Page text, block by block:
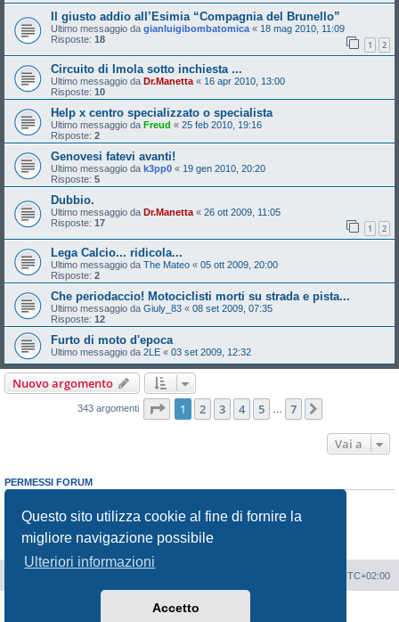
Questo sito utilizza cookie al fine di fornire la
migliore navigazione possibile
Ulteriori informazioni
Accetto
Il giusto addio all’Esimia “Compagnia del Brunello”
Ultimo messaggio da gianluigibombatomica« 18 mag 2010, 11:09
Risposte: 18 1 2
Circuito di Imola sotto inchiesta ...
Ultimo messaggio da Dr.Manetta « 16 apr 2010, 13:00
Risposte: 10
Help x centro specializzato o specialista
Ultimo messaggio da Freud « 25 feb 2010, 19:16
Risposte: 2
Genovesi fatevi avanti!
Ultimo messaggio da k3pp0 « 19 gen 2010, 20:20
Risposte: 5
Dubbio.
Ultimo messaggio da Dr.Manetta « 26 ott 2009, 11:05
Risposte: 17 1 2
Lega Calcio... ridicola...
Ultimo messaggio da The Mateo « 05 ott 2009, 20:00
Risposte: 2
Che periodaccio! Motociclisti morti su strada e pista...
Ultimo messaggio da Giuly_83 « 08 set 2009, 07:35
Risposte: 12
Furto di moto d'epoca
Ultimo messaggio da 2LE « 03 set 2009, 12:32
Nuovo argomento
343 argomenti Pagina di
1 2 3 4 5 7
Vai a
PERMESSI FORUM
Non puoi rispondere negli argomenti
Non puoimodificare i tuoi messaggi
Non puoi cancellare i tuoi messaggi
Non puoi
inviare allegati
UTC+02:00
phpBB® Forum Software © phpBB Limited